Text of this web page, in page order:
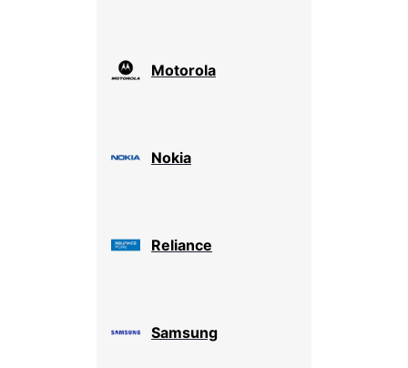
Motorola
Nokia
Reliance
Samsung